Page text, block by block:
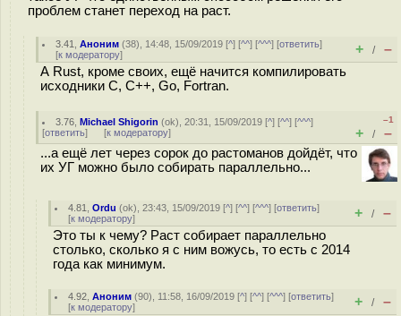
проблем станет переход на раст.
3.41 ,Аноним (38), 14:48, 15/09/2019 [^] [^^] [^^^] [ответить]
[к модератору] + / –
А Rust, кроме своих, ещё начится компилировать
исходники C, C++, Go, Fortran.
3.76 ,Michael Shigorin (ok), 20:31, 15/09/2019 [^] [^^] [^^^]
[ответить] [к модератору]
–1
+ / –
...а ещё лет через сорок до растоманов дойдёт, что
их УГ можно было собирать параллельно...
4.81 ,Ordu (ok), 23:43, 15/09/2019 [^] [^^] [^^^] [ответить]
[к модератору] + / –
Это ты к чему? Раст собирает параллельно
столько, сколько я с ним вожусь, то есть с 2014
года как минимум.
4.92 ,Аноним (90), 11:58, 16/09/2019 [^] [^^] [^^^] [ответить]
[к модератору] + / –